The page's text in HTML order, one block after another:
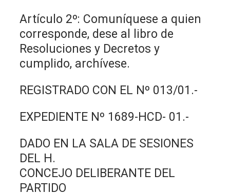
Artículo 2º: Comuníquese a quien
corresponde, dese al libro de
Resoluciones y Decretos y
cumplido, archívese.
REGISTRADO CON EL Nº 013/01.-
EXPEDIENTE Nº 1689-HCD- 01.-
DADO EN LA SALA DE SESIONES
DEL H.
CONCEJO DELIBERANTE DEL
PARTIDO